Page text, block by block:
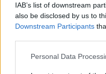
IAB’s list of downstream
also be disclosed by us to
Downstream Participants
Please note that this
Personal Data